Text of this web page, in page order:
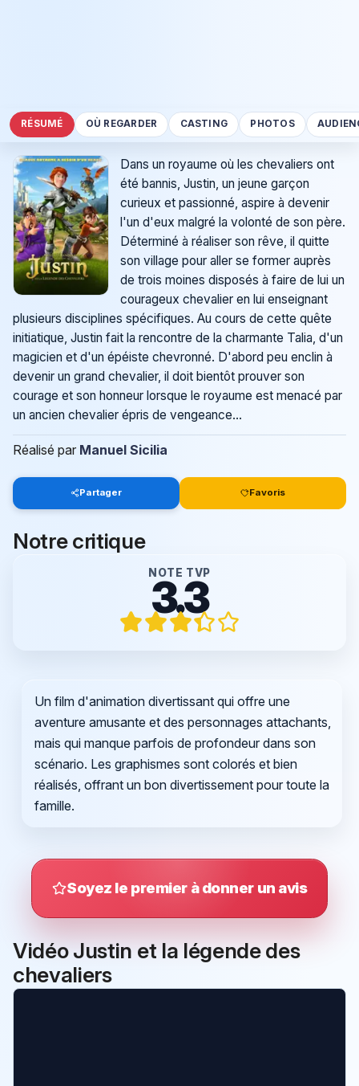
RÉSUMÉ OÙ REGARDER CASTING PHOTOS
Dans un royaume où les chevaliers ont
été bannis, Justin, un jeune garçon
curieux et passionné, aspire à devenir
l'un d'eux malgré la volonté de son père.
Déterminé à réaliser son rêve, il quitte
son village pour aller se former auprès
de trois moines disposés à faire de lui un
courageux chevalier en lui enseignant
plusieurs disciplines spécifiques. Au cours de cette quête
initiatique, Justin fait la rencontre de la charmante Talia, d'un
magicien et d'un épéiste chevronné. D'abord peu enclin à
devenir un grand chevalier, il doit bientôt prouver son
courage et son honneur lorsque le royaume est menacé par
un ancien chevalier épris de vengeance...
Réalisé par Manuel Sicilia
Partager Favoris
Notre critique
NOTE TVP
3.3
Un film d'animation divertissant qui offre une
aventure amusante et des personnages attachants,
mais qui manque parfois de profondeur dans son
scénario. Les graphismes sont colorés et bien
réalisés, offrant un bon divertissement pour toute la
famille.
Soyez le premier à donner un avis
Vidéo Justin et la légende des
chevaliers